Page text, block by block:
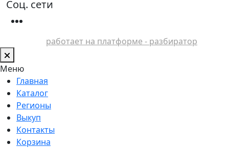
Соц. сети
работает на платформе - разбиратор
Меню
Главная
Каталог
Регионы
Выкуп
Контакты
Корзина